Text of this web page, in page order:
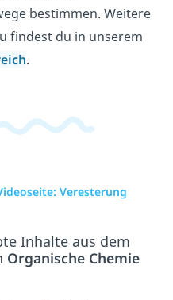
bestimmen. Weitere
findest du in unserem
.
Veresterung
Inhalte aus dem
Organische Chemie